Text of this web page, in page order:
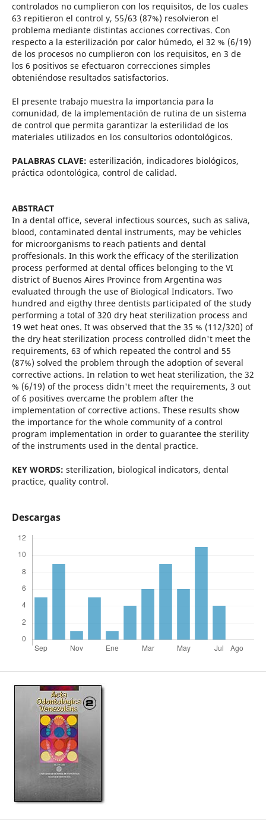
controlados no cumplieron con los requisitos, de los cuales
63 repitieron el control y, 55/63 (87%) resolvieron el
problema mediante distintas acciones correctivas. Con
respecto a la esterilización por calor húmedo, el 32 % (6/19)
de los procesos no cumplieron con los requisitos, en 3 de
los 6 positivos se efectuaron correcciones simples
obteniéndose resultados satisfactorios.
El presente trabajo muestra la importancia para la
comunidad, de la implementación de rutina de un sistema
de control que permita garantizar la esterilidad de los
materiales utilizados en los consultorios odontológicos.
PALABRAS CLAVE: esterilización, indicadores biológicos,
práctica odontológica, control de calidad.
ABSTRACT
In a dental office, several infectious sources, such as saliva,
blood, contaminated dental instruments, may be vehicles
for microorganisms to reach patients and dental
proffesionals. In this work the efficacy of the sterilization
process performed at dental offices belonging to the VI
district of Buenos Aires Province from Argentina was
evaluated through the use of Biological Indicators. Two
hundred and eigthy three dentists participated of the study
performing a total of 320 dry heat sterilization process and
19 wet heat ones. It was observed that the 35 % (112/320) of
the dry heat sterilization process controlled didn't meet the
requirements, 63 of which repeated the control and 55
(87%) solved the problem through the adoption of several
corrective actions. In relation to wet heat sterilization, the 32
% (6/19) of the process didn't meet the requirements, 3 out
of 6 positives overcame the problem after the
implementation of corrective actions. These results show
the importance for the whole community of a control
program implementation in order to guarantee the sterility
of the instruments used in the dental practice.
KEY WORDS: sterilization, biological indicators, dental
practice, quality control.
Descargas